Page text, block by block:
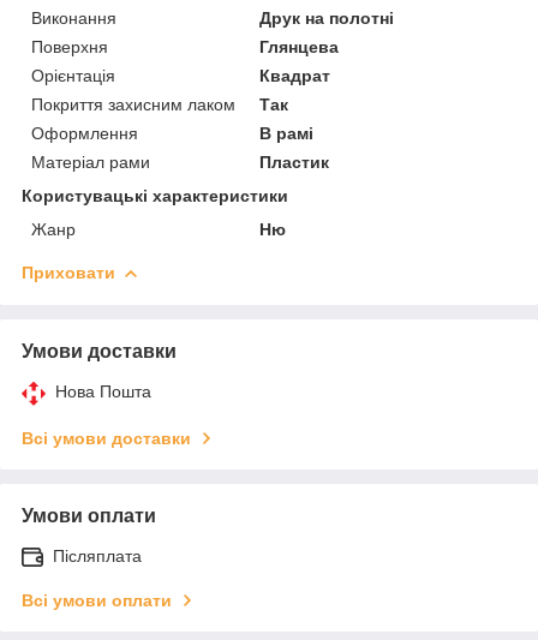
Виконання
Друк на полотні
Поверхня
Глянцева
Орієнтація
Квадрат
Покриття захисним лаком
Так
Оформлення
В рамі
Матеріал рами
Пластик
Користувацькі характеристики
Жанр
Ню
Приховати
Умови доставки
Нова Пошта
Всі умови доставки
Умови оплати
Післяплата
Всі умови оплати